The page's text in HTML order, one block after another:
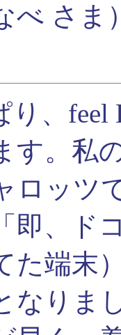
べ さま
り、feel
す。私
ロッツ
即、ド
た端末
なりま